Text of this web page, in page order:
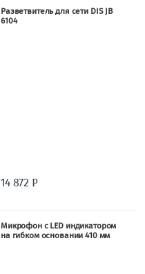
Разветвитель для сети DIS JB
6104
14 872Р
Микрофон с LED индикатором
на гибком основании 410 мм